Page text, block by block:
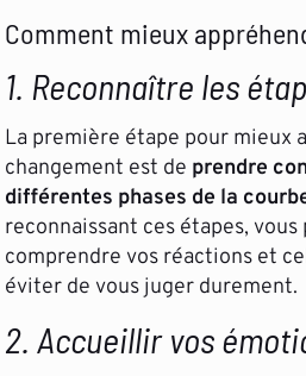
Comment mieux
1. Reconnaître les
La première étape pour mieux
changement est de prendre
différentes phases de la
reconnaissant ces étapes,
comprendre vos réactions et
éviter de vous juger durement.
2. Accueillir vos